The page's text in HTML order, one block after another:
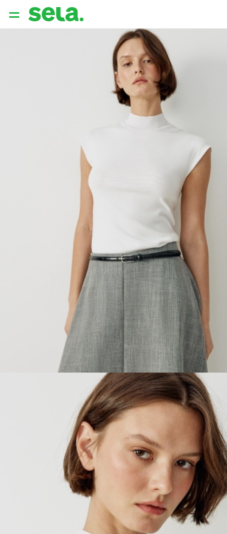
МужчиныДетиДом
ПРИМЕРИТЬ ОНЛАЙН
SELA × ЧЕБУРАШКА
SELA.PREMIUM
БОЛЬШИЕ РАЗМЕРЫ
НАТУРАЛЬНЫЕ ТКАНИ
СКОРО В ПРОДАЖЕ
РАСПРОДАЖА ДО -60%
ПОДАРОЧНЫЕ СЕРТИФИКАТЫ
HELLO, ТРОПИКИ
АКСЕССУАРЫ
SELA × МАЛЕНЬКИЙ ПРИНЦ
новое
ПРИМЕРИТЬ ОНЛАЙН
SELA × HELLO KITTY